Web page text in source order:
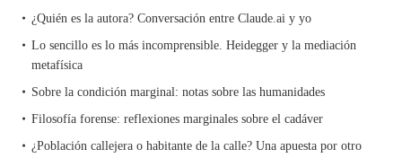
¿Quién es la autora? Conversación entre Claude.ai y yo
Lo sencillo es lo más incomprensible. Heidegger y la mediación
metafísica
Sobre la condición marginal: notas sobre las humanidades
Filosofía forense: reflexiones marginales sobre el cadáver
¿Población callejera o habitante de la calle? Una apuesta por otro